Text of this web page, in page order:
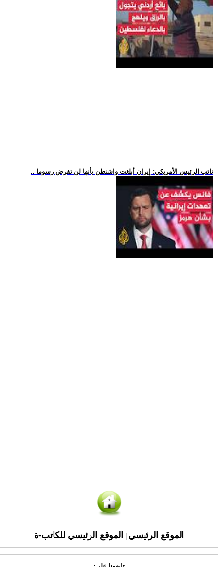
.. نائب الرئيس الأمريكي: إيران أبلغت واشنطن بأنها لن تفرض رسوما
الموقع الرئيسي الموقع الرئيسي للكاتب-ة